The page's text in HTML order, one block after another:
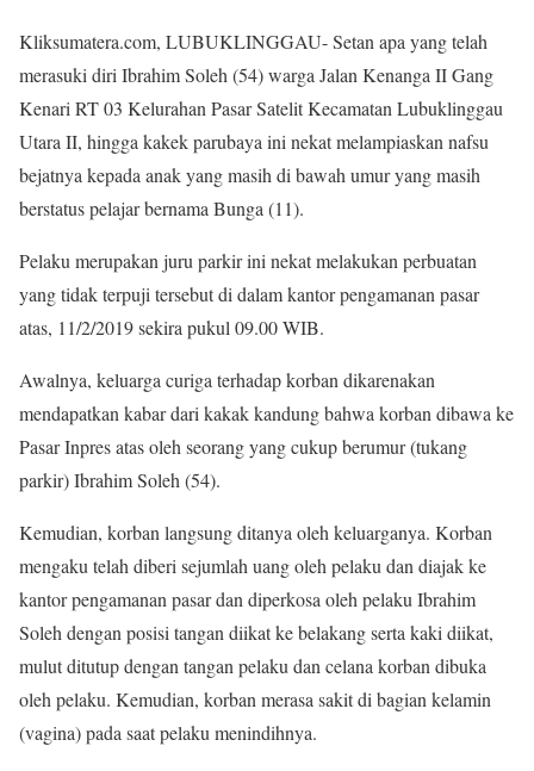
Kliksumatera.com, LUBUKLINGGAU- Setan apa yang telah
merasuki diri Ibrahim Soleh (54) warga Jalan Kenanga II Gang
Kenari RT 03 Kelurahan Pasar Satelit Kecamatan Lubuklinggau
Utara II, hingga kakek parubaya ini nekat melampiaskan nafsu
bejatnya kepada anak yang masih di bawah umur yang masih
berstatus pelajar bernama Bunga (11).
Pelaku merupakan juru parkir ini nekat melakukan perbuatan
yang tidak terpuji tersebut di dalam kantor pengamanan pasar
atas, 11/2/2019 sekira pukul 09.00 WIB.
Awalnya, keluarga curiga terhadap korban dikarenakan
mendapatkan kabar dari kakak kandung bahwa korban dibawa ke
Pasar Inpres atas oleh seorang yang cukup berumur (tukang
parkir) Ibrahim Soleh (54).
Kemudian, korban langsung ditanya oleh keluarganya. Korban
mengaku telah diberi sejumlah uang oleh pelaku dan diajak ke
kantor pengamanan pasar dan diperkosa oleh pelaku Ibrahim
Soleh dengan posisi tangan diikat ke belakang serta kaki diikat,
mulut ditutup dengan tangan pelaku dan celana korban dibuka
oleh pelaku. Kemudian, korban merasa sakit di bagian kelamin
(vagina) pada saat pelaku menindihnya.